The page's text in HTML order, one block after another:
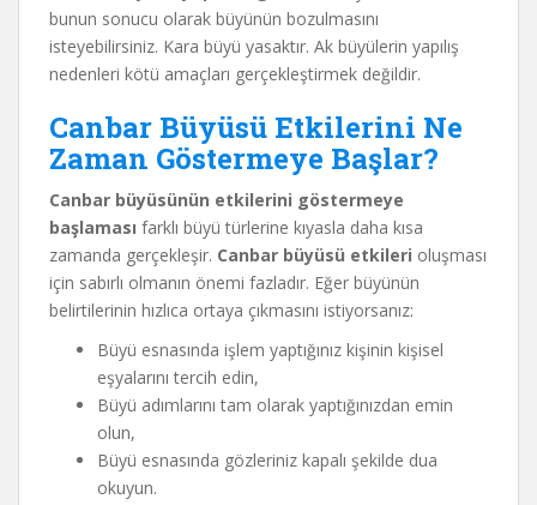
bunun sonucu olarak büyünün bozulmasını
isteyebilirsiniz. Kara büyü yasaktır. Ak büyülerin yapılış
nedenleri kötü amaçları gerçekleştirmek değildir.
Canbar Büyüsü Etkilerini Ne
Zaman Göstermeye Başlar?
Canbar büyüsünün etkilerini göstermeye
başlaması farklı büyü türlerine kıyasla daha kısa
zamanda gerçekleşir. Canbar büyüsü etkileri oluşması
için sabırlı olmanın önemi fazladır. Eğer büyünün
belirtilerinin hızlıca ortaya çıkmasını istiyorsanız:
Büyü esnasında işlem yaptığınız kişinin kişisel
eşyalarını tercih edin,
Büyü adımlarını tam olarak yaptığınızdan emin
olun,
Büyü esnasında gözleriniz kapalı şekilde dua
okuyun.